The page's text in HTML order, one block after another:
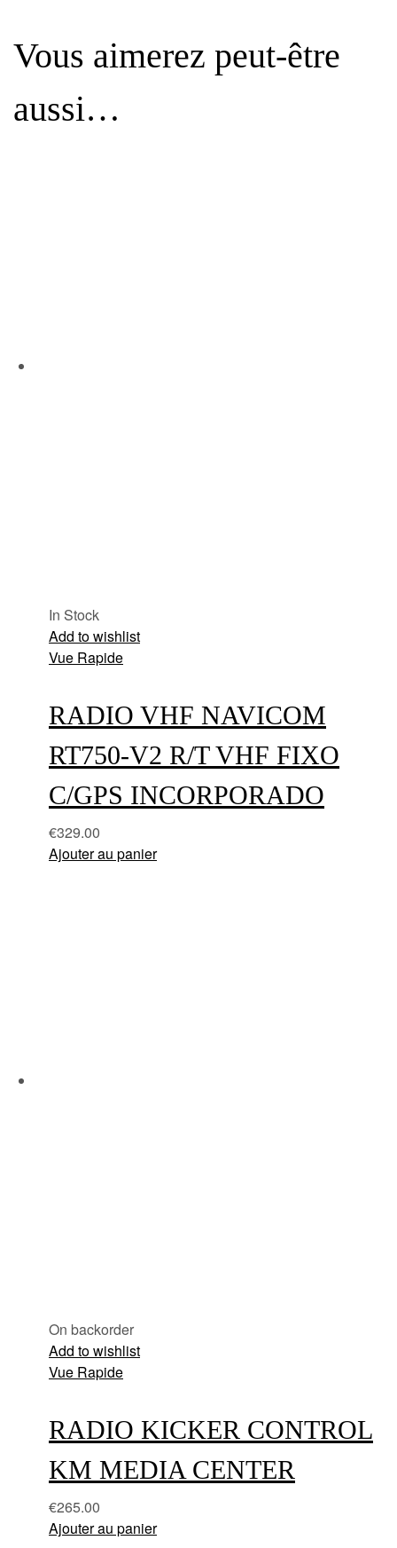
Vous aimerez peut-être
aussi…
In Stock
Add to wishlist
Vue Rapide
RADIO VHF NAVICOM
RT750-V2 R/T VHF FIXO
C/GPS INCORPORADO
€329.00
Ajouter au panier
On backorder
Add to wishlist
Vue Rapide
RADIO KICKER CONTROL
KM MEDIA CENTER
€265.00
Ajouter au panier